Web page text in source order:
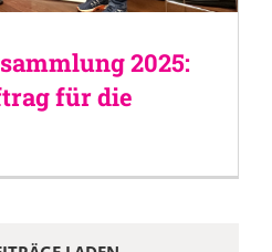
2025:
für die